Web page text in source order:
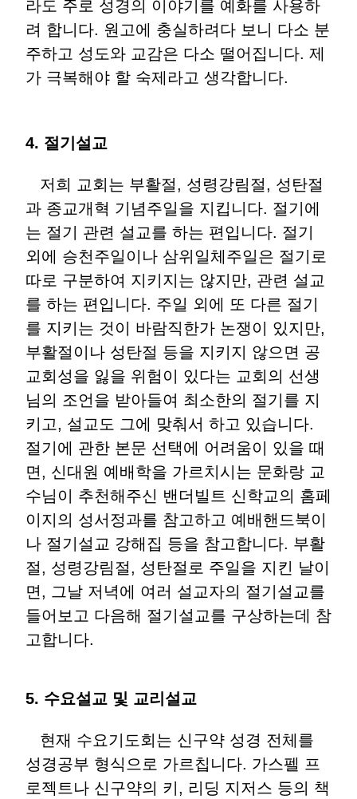
라도 주로 성경의 이야기를 예화를 사용하
려 합니다. 원고에 충실하려다 보니 다소 분
주하고 성도와 교감은 다소 떨어집니다. 제
가 극복해야 할 숙제라고 생각합니다.
4. 절기설교
저희 교회는 부활절, 성령강림절, 성탄절
과 종교개혁 기념주일을 지킵니다. 절기에
는 절기 관련 설교를 하는 편입니다. 절기
외에 승천주일이나 삼위일체주일은 절기로
따로 구분하여 지키지는 않지만, 관련 설교
를 하는 편입니다. 주일 외에 또 다른 절기
를 지키는 것이 바람직한가 논쟁이 있지만,
부활절이나 성탄절 등을 지키지 않으면 공
교회성을 잃을 위험이 있다는 교회의 선생
님의 조언을 받아들여 최소한의 절기를 지
키고, 설교도 그에 맞춰서 하고 있습니다.
절기에 관한 본문 선택에 어려움이 있을 때
면, 신대원 예배학을 가르치시는 문화랑 교
수님이 추천해주신 밴더빌트 신학교의 홈페
이지의 성서정과를 참고하고 예배핸드북이
나 절기설교 강해집 등을 참고합니다. 부활
절, 성령강림절, 성탄절로 주일을 지킨 날이
면, 그날 저녁에 여러 설교자의 절기설교를
들어보고 다음해 절기설교를 구상하는데 참
고합니다.
5. 수요설교 및 교리설교
현재 수요기도회는 신구약 성경 전체를
성경공부 형식으로 가르칩니다. 가스펠 프
로젝트나 신구약의 키, 리딩 지저스 등의 책